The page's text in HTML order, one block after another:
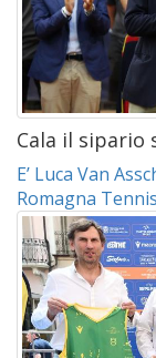
Cala il sipario
E’ Luca Van
Romagna